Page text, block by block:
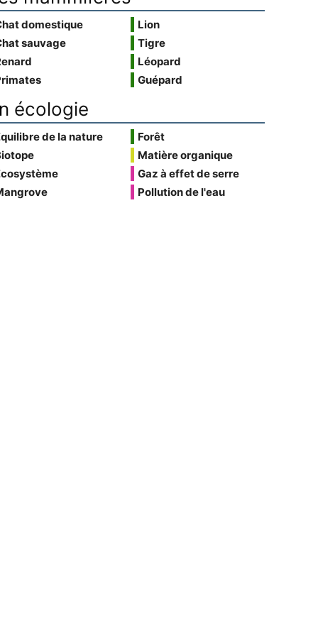
domestique
sauvage
Lion
Tigre
Léopard
Guépard
écologie
de la nature
Forêt
Matière organique
Gaz à effet de serre
Pollution de l'eau